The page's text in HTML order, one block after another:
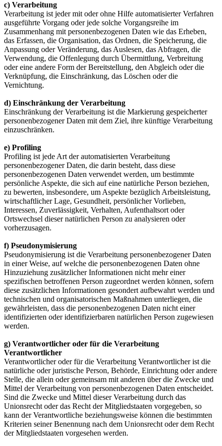
c) Verarbeitung
Verarbeitung ist jeder mit oder ohne Hilfe automatisierter Verfahren
ausgeführte Vorgang oder jede solche Vorgangsreihe im
Zusammenhang mit personenbezogenen Daten wie das Erheben,
das Erfassen, die Organisation, das Ordnen, die Speicherung, die
Anpassung oder Veränderung, das Auslesen, das Abfragen, die
Verwendung, die Offenlegung durch Übermittlung, Verbreitung
oder eine andere Form der Bereitstellung, den Abgleich oder die
Verknüpfung, die Einschränkung, das Löschen oder die
Vernichtung.
d) Einschränkung der Verarbeitung
Einschränkung der Verarbeitung ist die Markierung gespeicherter
personenbezogener Daten mit dem Ziel, ihre künftige Verarbeitung
einzuschränken.
e) Profiling
Profiling ist jede Art der automatisierten Verarbeitung
personenbezogener Daten, die darin besteht, dass diese
personenbezogenen Daten verwendet werden, um bestimmte
persönliche Aspekte, die sich auf eine natürliche Person beziehen,
zu bewerten, insbesondere, um Aspekte bezüglich Arbeitsleistung,
wirtschaftlicher Lage, Gesundheit, persönlicher Vorlieben,
Interessen, Zuverlässigkeit, Verhalten, Aufenthaltsort oder
Ortswechsel dieser natürlichen Person zu analysieren oder
vorherzusagen.
f) Pseudonymisierung
Pseudonymisierung ist die Verarbeitung personenbezogener Daten
in einer Weise, auf welche die personenbezogenen Daten ohne
Hinzuziehung zusätzlicher Informationen nicht mehr einer
spezifischen betroffenen Person zugeordnet werden können, sofern
diese zusätzlichen Informationen gesondert aufbewahrt werden und
technischen und organisatorischen Maßnahmen unterliegen, die
gewährleisten, dass die personenbezogenen Daten nicht einer
identifizierten oder identifizierbaren natürlichen Person zugewiesen
werden.
g) Verantwortlicher oder für die Verarbeitung
Verantwortlicher
Verantwortlicher oder für die Verarbeitung Verantwortlicher ist die
natürliche oder juristische Person, Behörde, Einrichtung oder andere
Stelle, die allein oder gemeinsam mit anderen über die Zwecke und
Mittel der Verarbeitung von personenbezogenen Daten entscheidet.
Sind die Zwecke und Mittel dieser Verarbeitung durch das
Unionsrecht oder das Recht der Mitgliedstaaten vorgegeben, so
kann der Verantwortliche beziehungsweise können die bestimmten
Kriterien seiner Benennung nach dem Unionsrecht oder dem Recht
der Mitgliedstaaten vorgesehen werden.